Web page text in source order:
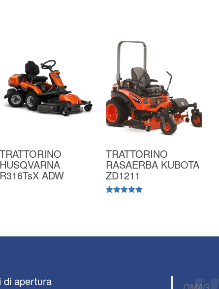
TRATTORINO
HUSQVARNA
R316TsX ADW
TRATTORINO
RASAERBA KUBOTA
ZD1211
di apertura